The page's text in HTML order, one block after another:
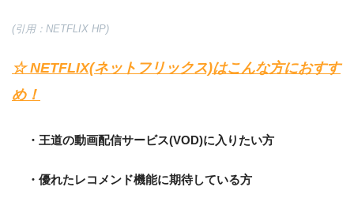
(引用：NETFLIX HP)
☆ NETFLIX(ネットフリックス)はこんな方におすす
め！
・王道の動画配信サービス(VOD)に入りたい方
・優れたレコメンド機能に期待している方